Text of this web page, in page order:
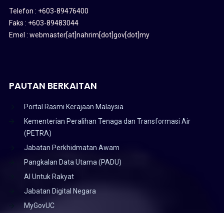
Telefon : +603-89476400
Faks : +603-89483044
Emel : webmaster[at]nahrim[dot]gov[dot]my
PAUTAN BERKAITAN
Portal Rasmi Kerajaan Malaysia
Kementerian Peralihan Tenaga dan Transformasi Air
(PETRA)
Jabatan Perkhidmatan Awam
Pangkalan Data Utama (PADU)
AI Untuk Rakyat
Jabatan Digital Negara
MyGovUC